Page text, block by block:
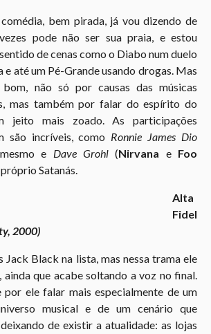
bem pirada, já vou dizendo de
pode não ser sua praia, e estou
de cenas como o Diabo num duelo
e até um Pé-Grande usando drogas. Mas
não só por causas das músicas
mas também por falar do espírito do
jeito mais zoado. As participações
são incríveis, como Ronnie James Dio
e Dave Grohl (Nirvana eFoo
Satanás.
Alta
Fidel
2000)
Jack Black na lista, mas nessa trama ele
ainda que acabe soltando a voz no final.
por ele falar mais especialmente de um
musical e de um cenário que
de existir a atualidade: as lojas